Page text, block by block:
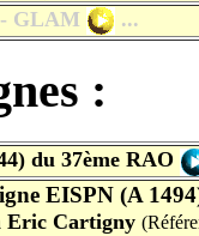
- GLAM ...
:
du 37ème RAO
EISPN (A
Eric Cartigny